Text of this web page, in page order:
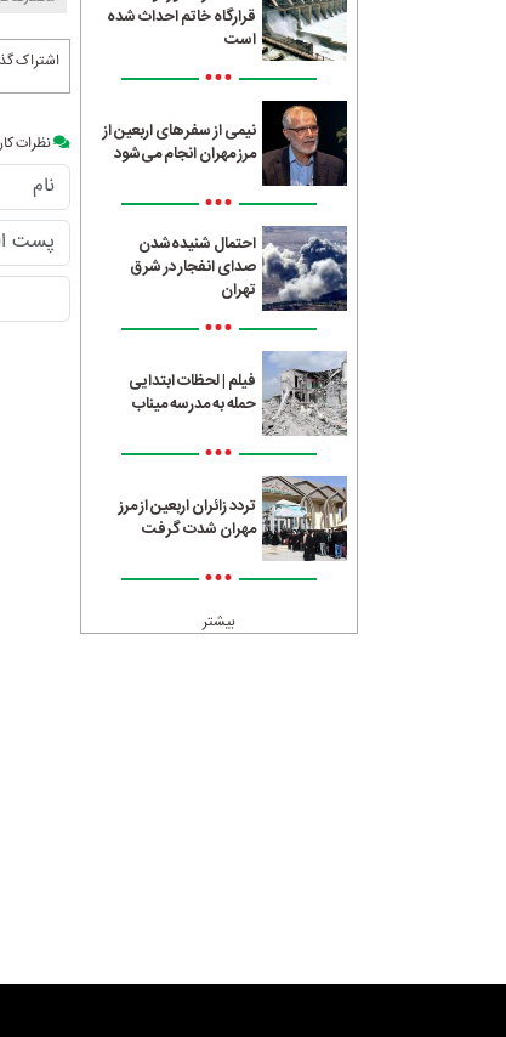
قرارگاه خاتم احداث شده
است
•••
نیمی از سفرهای اربعین از
مرز مهران انجام می‌شود
•••
احتمال شنیده‌شدن
صدای انفجار در شرق
تهران
•••
فیلم | لحظات ابتدایی
حمله به مدرسه میناب
•••
تردد زائران اربعین از مرز
مهران شدت گرفت
•••
بیشتر
اشتراک
نظرات